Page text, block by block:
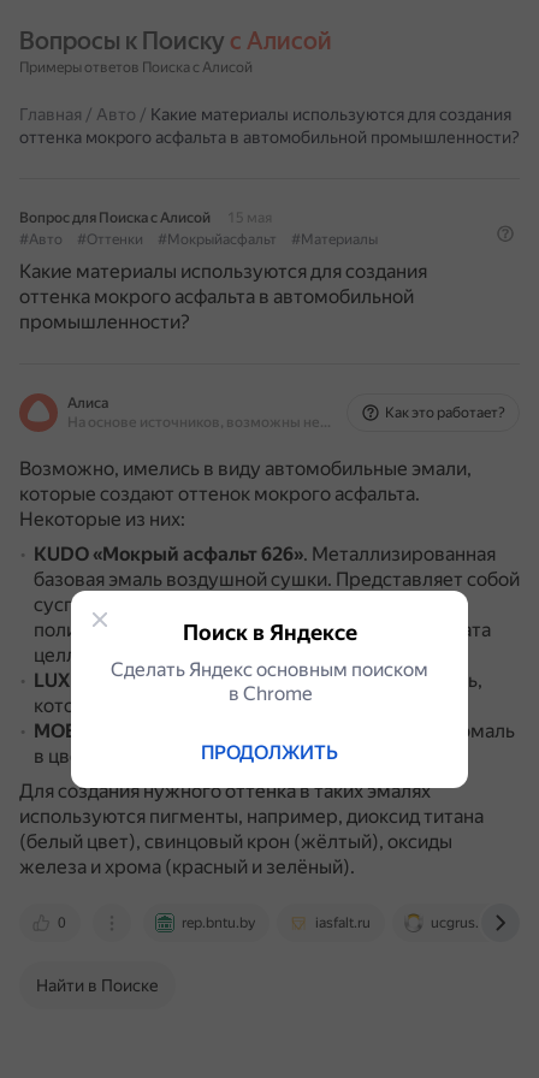
Вопросы к Поиску с Алисой
Примеры ответов Поиска с Алисой
Главная / Авто / Какие материалы используются для создания
оттенка мокрого асфальта в автомобильной промышленности?
Вопрос для Поиска с Алисой
15 мая
#Авто
#Оттенки #Мокрыйасфальт #Материалы
Какие материалы используются для создания
оттенка мокрого асфальта в автомобильной
промышленности?
Алиса
На основе источников, возможны неточности
Как это работает?
Возможно, имелись в виду автомобильные эмали,
которые создают оттенок мокрого асфальта.
Некоторые из них:
KUDO «Мокрый асфальт 626». Металлизированная
базовая эмаль воздушной сушки. Представляет собой
суспензию цветных пигментов в растворе
полиэфирной, меламиновой смол и ацетобутирата
целлюлозы с введением целевых добавок.
LUXFORE «Мокрый асфальт».Базовая автоэмаль,
которая подходит для подкраски.
MOBIHEL 626 «Мокрый асфальт»
Базовая автоэмаль
в цвете металлик.
Для создания нужного оттенка в таких эмалях
используются пигменты, например, диоксид титана
(белый цвет), свинцовый крон (жёлтый), оксиды
железа и хрома (красный и зелёный).
0 rep.bntu.by iasfalt.ru ucgrus.com
Найти в Поиске
Поиск в Яндексе
Сделать Яндекс основным поиском
в Сhrome
ПРОДОЛЖИТЬ